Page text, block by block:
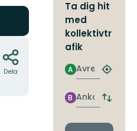
Dela
Ta dig hit
med
kollektivtr
afik
Avresa
A
Hitta
Ankomst
B
Byt
och